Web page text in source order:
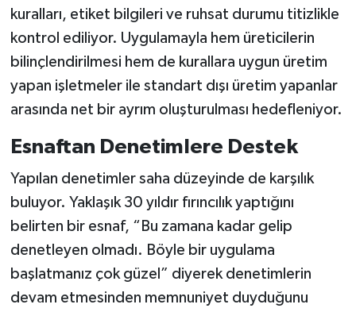
kuralları, etiket bilgileri ve ruhsat durumu titizlikle
kontrol ediliyor. Uygulamayla hem üreticilerin
bilinçlendirilmesi hem de kurallara uygun üretim
yapan işletmeler ile standart dışı üretim yapanlar
arasında net bir ayrım oluşturulması hedefleniyor.
Esnaftan Denetimlere Destek
Yapılan denetimler saha düzeyinde de karşılık
buluyor. Yaklaşık 30 yıldır fırıncılık yaptığını
belirten bir esnaf, “Bu zamana kadar gelip
denetleyen olmadı. Böyle bir uygulama
başlatmanız çok güzel” diyerek denetimlerin
devam etmesinden memnuniyet duyduğunu